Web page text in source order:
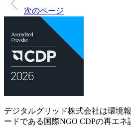
次のページ
デジタルグリッド株式会社は環境
ードである国際NGO CDPの再エ